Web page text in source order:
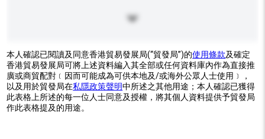
本人確認已閱讀及同意香港貿易發展局(“貿發局”)的使用條款及確定
香港貿易發展局可將上述資料編入其全部或任何資料庫內作為直接推
廣或商貿配對﹝因而可能成為可供本地及/或海外公眾人士使用﹞，
以及用於貿發局在私隱政策聲明中所述之其他用途；本人確認已獲得
此表格上所述的每一位人士同意及授權，將其個人資料提供予貿發局
作此表格提及的用途。